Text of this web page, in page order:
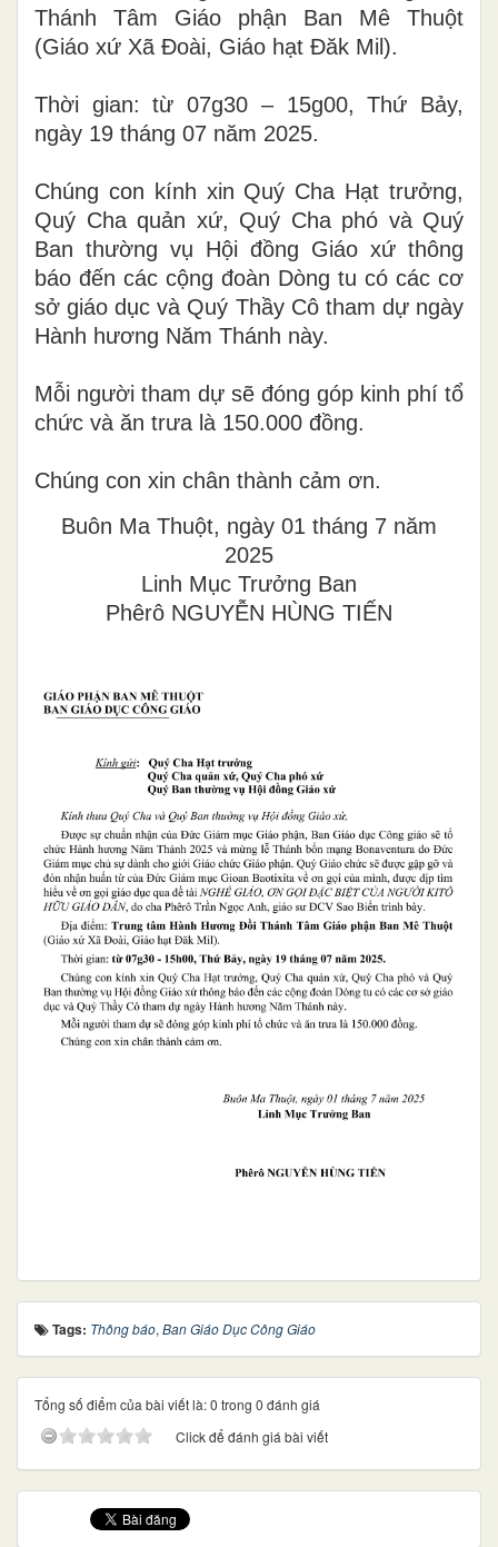
Thánh Tâm Giáo phận Ban Mê Thuột
(Giáo xứ Xã Đoài, Giáo hạt Đăk Mil).
Thời gian: từ 07g30 – 15g00, Thứ Bảy,
ngày 19 tháng 07 năm 2025.
Chúng con kính xin Quý Cha Hạt trưởng,
Quý Cha quản xứ, Quý Cha phó và Quý
Ban thường vụ Hội đồng Giáo xứ thông
báo đến các cộng đoàn Dòng tu có các cơ
sở giáo dục và Quý Thầy Cô tham dự ngày
Hành hương Năm Thánh này.
Mỗi người tham dự sẽ đóng góp kinh phí tổ
chức và ăn trưa là 150.000 đồng.
Chúng con xin chân thành cảm ơn.
Buôn Ma Thuột, ngày 01 tháng 7 năm
2025
Linh Mục Trưởng Ban
Phêrô NGUYỄN HÙNG TIẾN
Tags: Thông báo, Ban Giáo Dục Công Giáo
Tổng số điểm của bài viết là: 0 trong 0 đánh giá
Click để đánh giá bài viết